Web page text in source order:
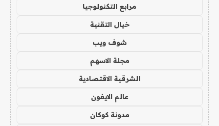
مرابع التكنولوجيا
خيال التقنية
شوف ويب
مجلة الاسهم
الشرقية الاقتصادية
عالم الايفون
مدونة كوكان